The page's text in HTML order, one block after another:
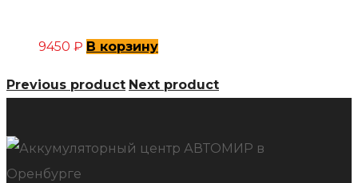
9450 ₽ В корзину
Previous product Next product